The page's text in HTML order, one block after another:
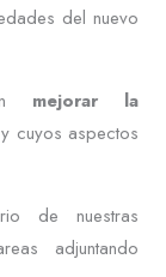
del nuevo
mejorar la
y cuyos aspectos
de nuestras
adjuntando